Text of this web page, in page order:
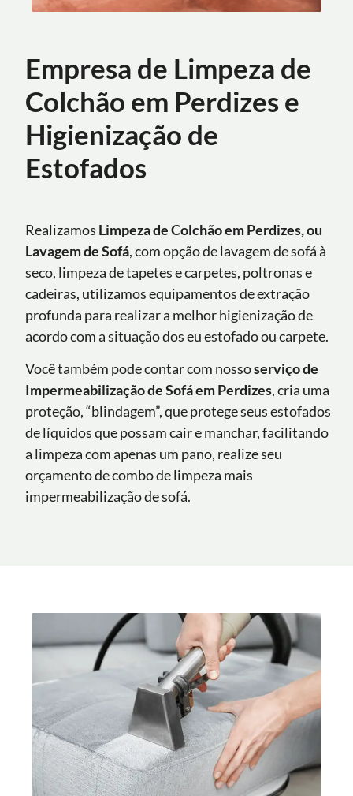
Empresa de Limpeza de
Colchão em Perdizes e
Higienização de
Estofados
Realizamos Limpeza de Colchão em Perdizes, ou
Lavagem de Sofá, com opção de lavagem de sofá à
seco, limpeza de tapetes e carpetes, poltronas e
cadeiras, utilizamos equipamentos de extração
profunda para realizar a melhor higienização de
acordo com a situação dos eu estofado ou carpete.
Você também pode contar com nossoserviço de
Impermeabilização de SofáemPerdizes, cria uma
proteção, “blindagem”, que protege seus estofados
de líquidos que possam cair e manchar, facilitando
a limpeza com apenas um pano, realize seu
orçamento de combo de limpeza mais
impermeabilização de sofá.